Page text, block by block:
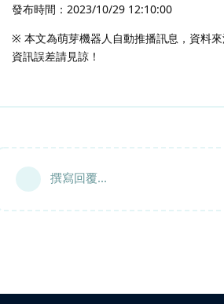
發布時間：2023/10/29 12:10:00
※ 本文為萌芽機器人自動推播訊息，資料
資訊誤差請見諒！
撰寫回覆...